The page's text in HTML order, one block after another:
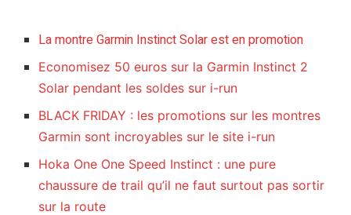
La montre Garmin Instinct Solar est en promotion
Economisez 50 euros sur la Garmin Instinct 2
Solar pendant les soldes sur i-run
BLACK FRIDAY : les promotions sur les montres
Garmin sont incroyables sur le site i-run
Hoka One One Speed Instinct : une pure
chaussure de trail qu’il ne faut surtout pas sortir
sur la route